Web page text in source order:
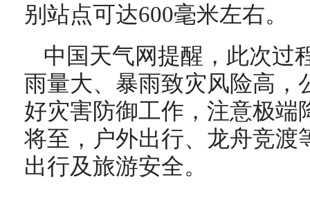
别站点可达600毫米左右。
中国天气网提醒，此次过
雨量大、暴雨致灾风险高，
好灾害防御工作，注意极端
将至，户外出行、龙舟竞渡
出行及旅游安全。